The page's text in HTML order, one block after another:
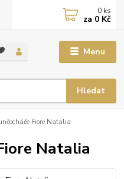
Menu
Hledat
0 ks
za 0 Kč
Fiore Natalia
Natalia